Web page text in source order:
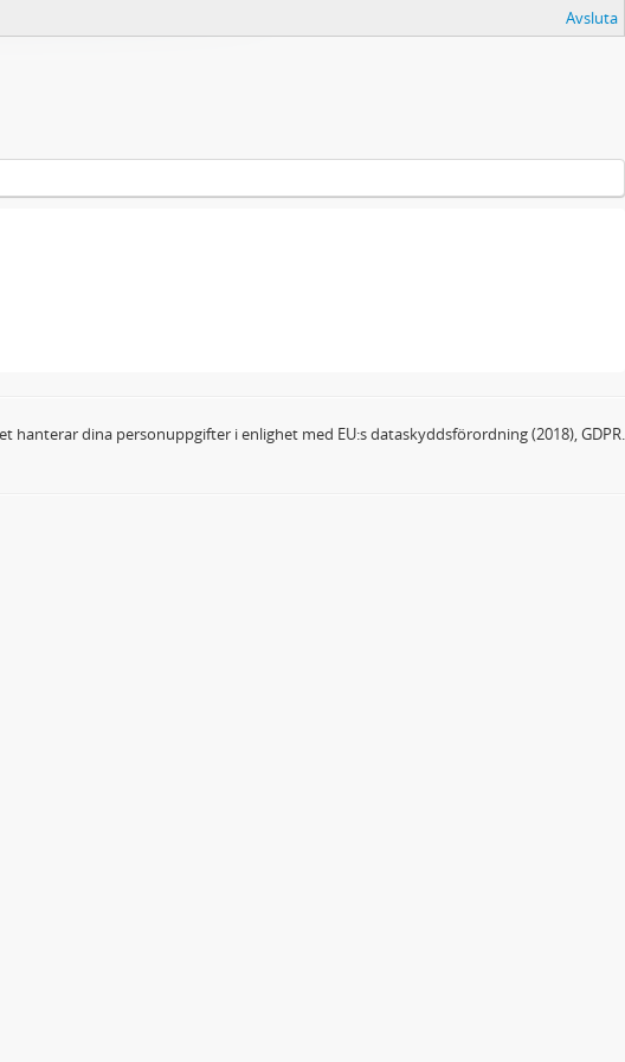
Avsluta
hanterar dina personuppgifter i enlighet med EU:s dataskyddsförordning (2018), GDPR.